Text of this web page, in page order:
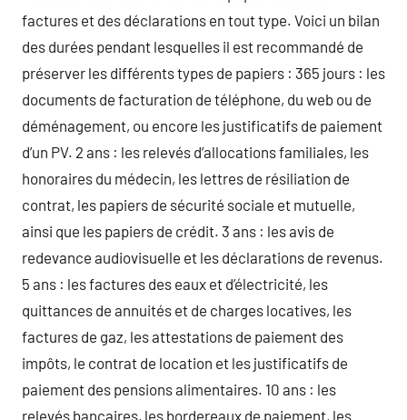
factures et des déclarations en tout type. Voici un bilan
des durées pendant lesquelles il est recommandé de
préserver les différents types de papiers : 365 jours : les
documents de facturation de téléphone, du web ou de
déménagement, ou encore les justificatifs de paiement
d’un PV. 2 ans : les relevés d’allocations familiales, les
honoraires du médecin, les lettres de résiliation de
contrat, les papiers de sécurité sociale et mutuelle,
ainsi que les papiers de crédit. 3 ans : les avis de
redevance audiovisuelle et les déclarations de revenus.
5 ans : les factures des eaux et d’électricité, les
quittances de annuités et de charges locatives, les
factures de gaz, les attestations de paiement des
impôts, le contrat de location et les justificatifs de
paiement des pensions alimentaires. 10 ans : les
relevés bancaires, les bordereaux de paiement, les